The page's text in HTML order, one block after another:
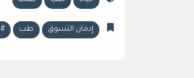
إدمان التسوق طب